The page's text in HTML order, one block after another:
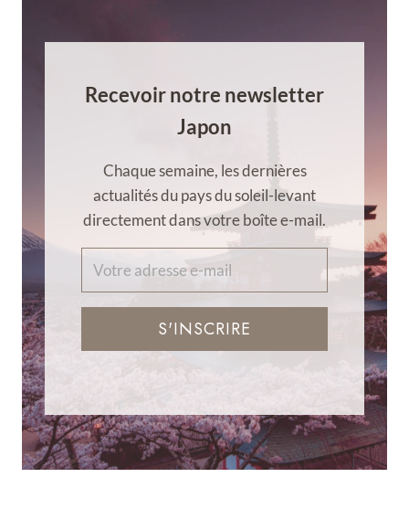
Recevoir notre newsletter
Japon
Chaque semaine, les dernières
actualités du pays du soleil-levant
directement dans votre boîte e-mail.
S'INSCRIRE